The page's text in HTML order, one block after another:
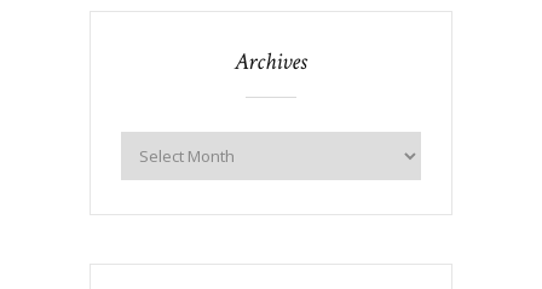
Archives